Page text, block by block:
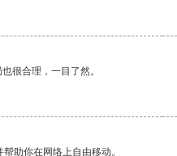
很合理，一目了然。
助你在网络上自由移动。